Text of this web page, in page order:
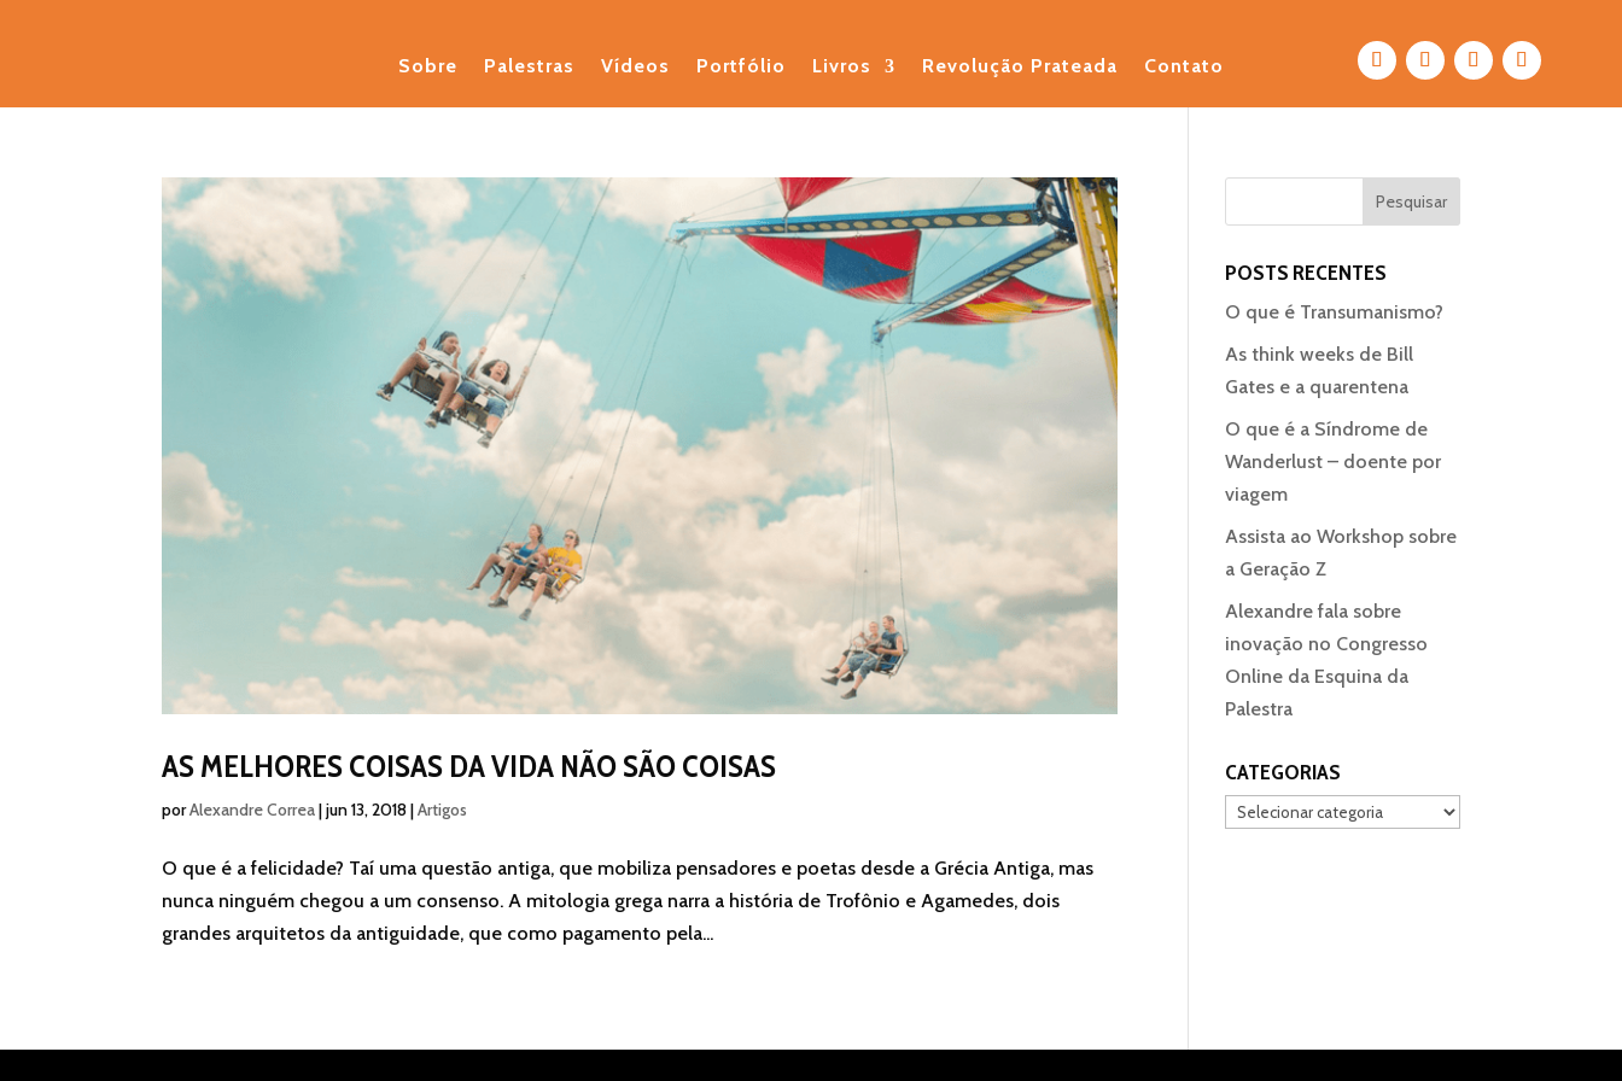
Sobre Palestras Vídeos Portfólio Livros Revolução Prateada Contato
AS MELHORES COISAS DA VIDA NÃO SÃO COISAS
porAlexandre Correa|jun 13, 2018|Artigos
O que é a felicidade? Taí uma questão antiga, que mobiliza pensadores e poetas desde a Grécia Antiga, mas
nunca ninguém chegou a um consenso. A mitologia grega narra a história de Trofônio e Agamedes, dois
grandes arquitetos da antiguidade, que como pagamento pela...
POSTS RECENTES
O que é Transumanismo?
As think weeks de Bill
Gates e a quarentena
O que é a Síndrome de
Wanderlust – doente por
viagem
Assista ao Workshop sobre
a Geração Z
Alexandre fala sobre
inovação no Congresso
Online da Esquina da
Palestra
CATEGORIAS
Categorias